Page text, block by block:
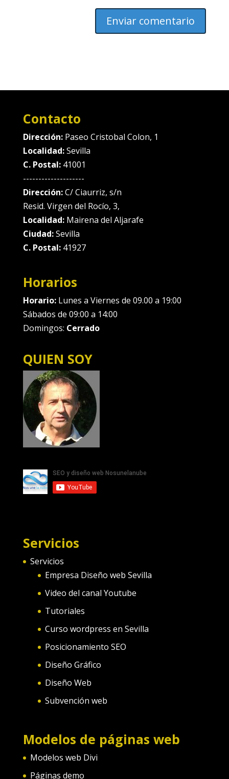
Contacto
Dirección: Paseo Cristobal Colon, 1
Localidad:Sevilla
C. Postal:41001
--------------------
Dirección:C/ Ciaurriz, s/n
Resid. Virgen del Rocío, 3,
Localidad:Mairena del Aljarafe
Ciudad:Sevilla
C. Postal:41927
Horarios
Horario:Lunes a Viernes de 09.00 a 19:00
Sábados de 09:00 a 14:00
Domingos: Cerrado
QUIEN SOY
Servicios
Servicios
Empresa Diseño web Sevilla
Video del canal Youtube
Tutoriales
Curso wordpress en Sevilla
Posicionamiento SEO
Diseño Gráfico
Diseño Web
Subvención web
Modelos de páginas web
Modelos web Divi
Páginas demo